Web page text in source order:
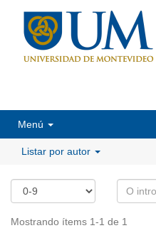
Menú
Listar por autor
Mostrando ítems 1-1 de 1